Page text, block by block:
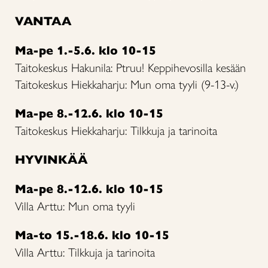
VANTAA
Ma-pe 1.-5.6. klo 10-15
Taitokeskus Hakunila: Ptruu! Keppihevosilla kesään
Taitokeskus Hiekkaharju: Mun oma tyyli (9-13-v.)
Ma-pe 8.-12.6. klo 10-15
Taitokeskus Hiekkaharju: Tilkkuja ja tarinoita
HYVINKÄÄ
Ma-pe 8.-12.6. klo 10-15
Villa Arttu: Mun oma tyyli
Ma-to 15.-18.6. klo 10-15
Villa Arttu: Tilkkuja ja tarinoita